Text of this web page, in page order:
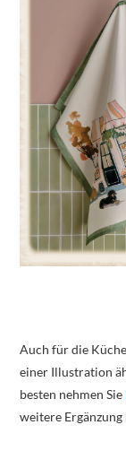
Auch für die
einer Illustration
besten nehmen Sie
weitere